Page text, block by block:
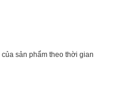
sản phẩm theo thời gian